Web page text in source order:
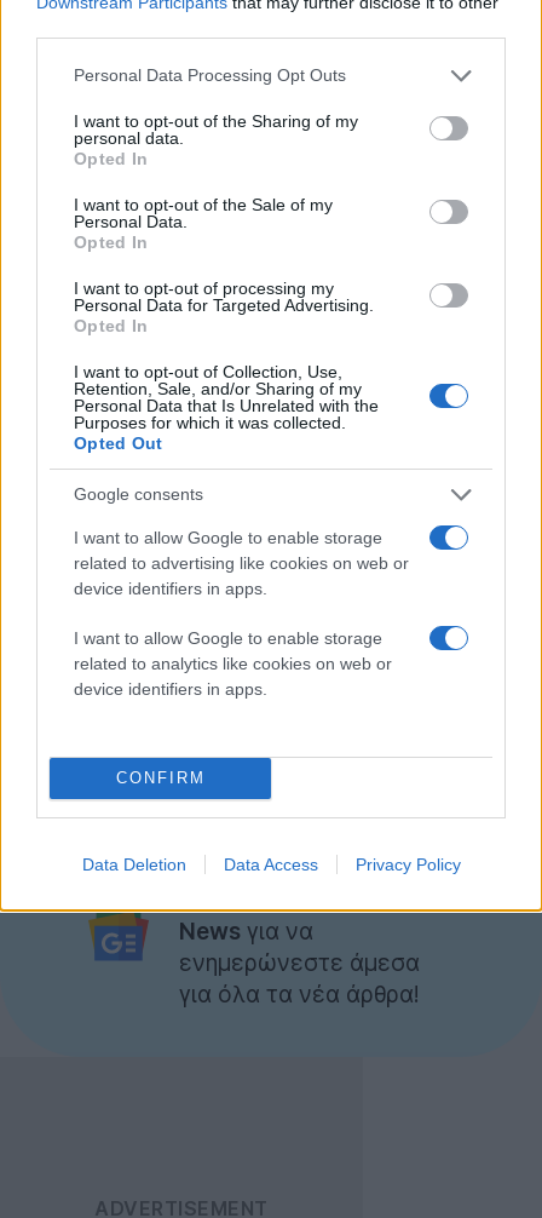
Please note that this website/app uses one or more Google
not limited to your visit or usage behaviour. You may click to
grant or deny consent to Google and its third-party tags to
use your data for below specified purposes in below Google
consent section.
Personal Data Processing Opt Outs
I want to opt-out of the Sharing of my
personal data.
Opted In
I want to opt-out of the Sale of my
Personal Data.
Opted In
I want to opt-out of processing my
Personal Data for Targeted Advertising.
Opted In
I want to opt-out of Collection, Use,
Retention, Sale, and/or Sharing of my
Personal Data that Is Unrelated with the
Purposes for which it was collected.
Opted Out
Google consents
I want to allow Google to enable storage
related to advertising like cookies on web or
device identifiers in apps.
I want to allow Google to enable storage
related to analytics like cookies on web or
device identifiers in apps.
CONFIRM
Data Deletion Data Access Privacy Policy
Η πλατφόρμα MeeGoέχει ενσωματωμένο τον
browserGoogle Chrome, αλλά υπάρχει η δυνατότητα
και για χρήση άλλων, ενώ υπάρχουν
προεγκατεστημένες εφαρμογές για email, ημερολόγιο
και media playback, οι οποίες λέγεται ότι είναι
επιλεγμένες με τα καλύτερα κριτήρια απόδοσης.
Οι επόμενες εκδόσεις θα αρχίσουν να κυκλοφορούν
την υποστήριξη τουMeeGoαπό συσκευές αφής, όπως
smartphones, tablets ή navigators.
και άλλα εργαλεία απόεδώ.
[πηγή
MeeGo ]
Ακολουθήστε το
News για να
ενημερώνεστε άμεσα
για όλα τα νέα άρθρα!